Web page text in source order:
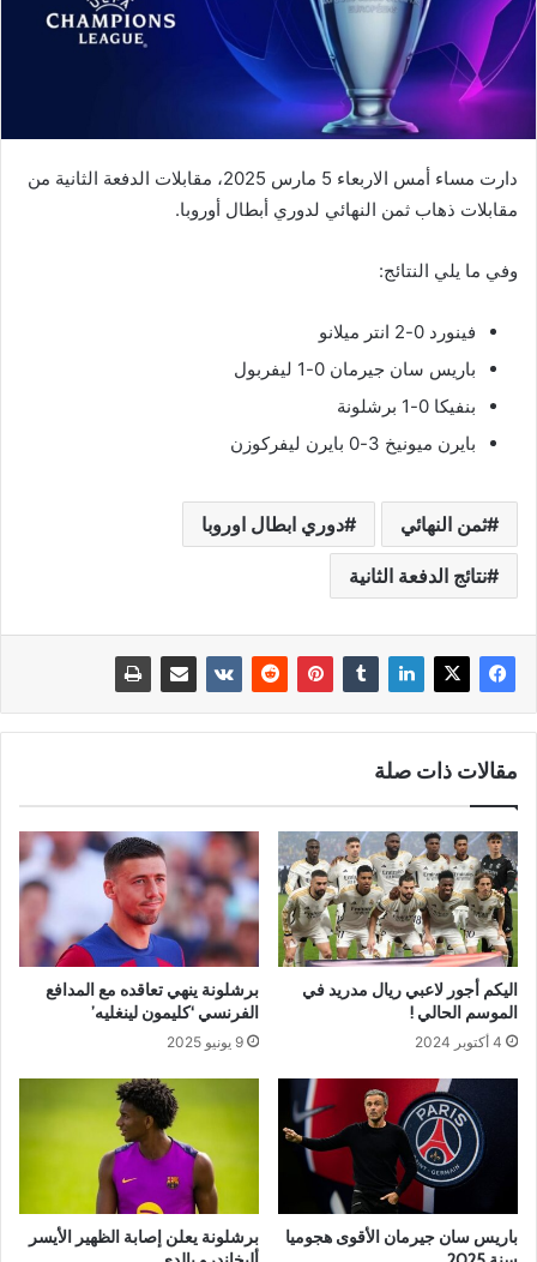
دارت مساء أمس الاربعاء 5 مارس 2025، مقابلات الدفعة الثانية من
مقابلات ذهاب ثمن النهائي لدوري أبطال أوروبا.
وفي ما يلي النتائج:
فينورد 0-2 انتر ميلانو
باريس سان جيرمان 0-1 ليفربول
بنفيكا 0-1 برشلونة
بايرن ميونيخ 3-0 بايرن ليفركوزن
ثمن النهائي دوري ابطال اوروبا
نتائج الدفعة الثانية
مقالات ذات صلة
اليكم أجور لاعبي ريال مدريد في
الموسم الحالي !
4 أكتوبر 2024
برشلونة ينهي تعاقده مع المدافع
الفرنسي ‘كليمون لينغليه’
9 يونيو 2025
باريس سان جيرمان الأقوى هجوميا
برشلونة يعلن إصابة الظهير الأيسر